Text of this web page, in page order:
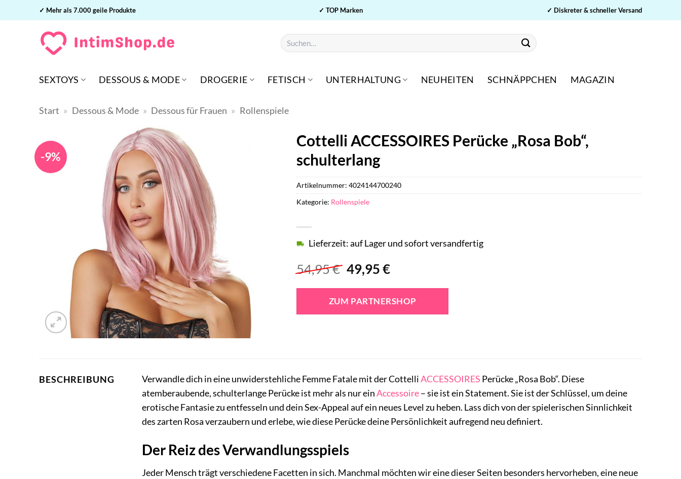
Inhalt
✓ Mehr als 7.000 geile Produkte ✓ TOP Marken ✓ Diskreter & schneller Versand
Suchen
nach:
SEXTOYS DESSOUS & MODE DROGERIE FETISCH UNTERHALTUNG NEUHEITEN SCHNÄPPCHEN MAGAZIN
Start » Dessous & Mode » Dessous für Frauen » Rollenspiele
-9%
Cottelli ACCESSOIRES Perücke „Rosa Bob“,
schulterlang
54,95€ Ursprünglicher
Preis
war:
54,95 €
49,95€Aktueller
ist:
49,95 €.
Lieferzeit: auf Lager und sofort versandfertig
ZUM PARTNERSHOP
Artikelnummer:4024144700240
Kategorie: Rollenspiele
BESCHREIBUNG Verwandle dich in eine unwiderstehliche Femme Fatale mit der CottelliACCESSOIRES Perücke „Rosa Bob“. Diese
atemberaubende, schulterlange Perücke ist mehr als nur einAccessoire– sie ist ein Statement. Sie ist der Schlüssel, um deine
erotische Fantasie zu entfesseln und dein Sex-Appeal auf ein neues Level zu heben. Lass dich von der spielerischen Sinnlichkeit
des zarten Rosa verzaubern und erlebe, wie diese Perücke deine Persönlichkeit aufregend neu definiert.
Der Reiz des Verwandlungsspiels
Jeder Mensch trägt verschiedene Facetten in sich. Manchmal möchten wir eine dieser Seiten besonders hervorheben, eine neue